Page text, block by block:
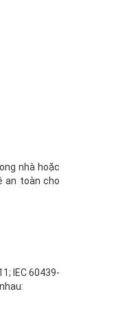
nhà hoặc
an toàn cho
IEC 60439-